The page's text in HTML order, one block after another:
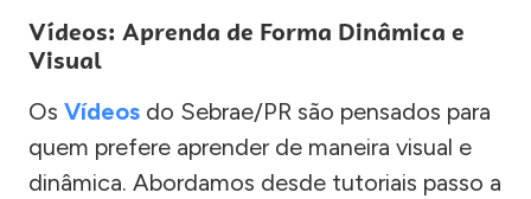
Vídeos: Aprenda de Forma Dinâmica e
Visual
Os Vídeos do Sebrae/PR são pensados para
quem prefere aprender de maneira visual e
dinâmica. Abordamos desde tutoriais passo a